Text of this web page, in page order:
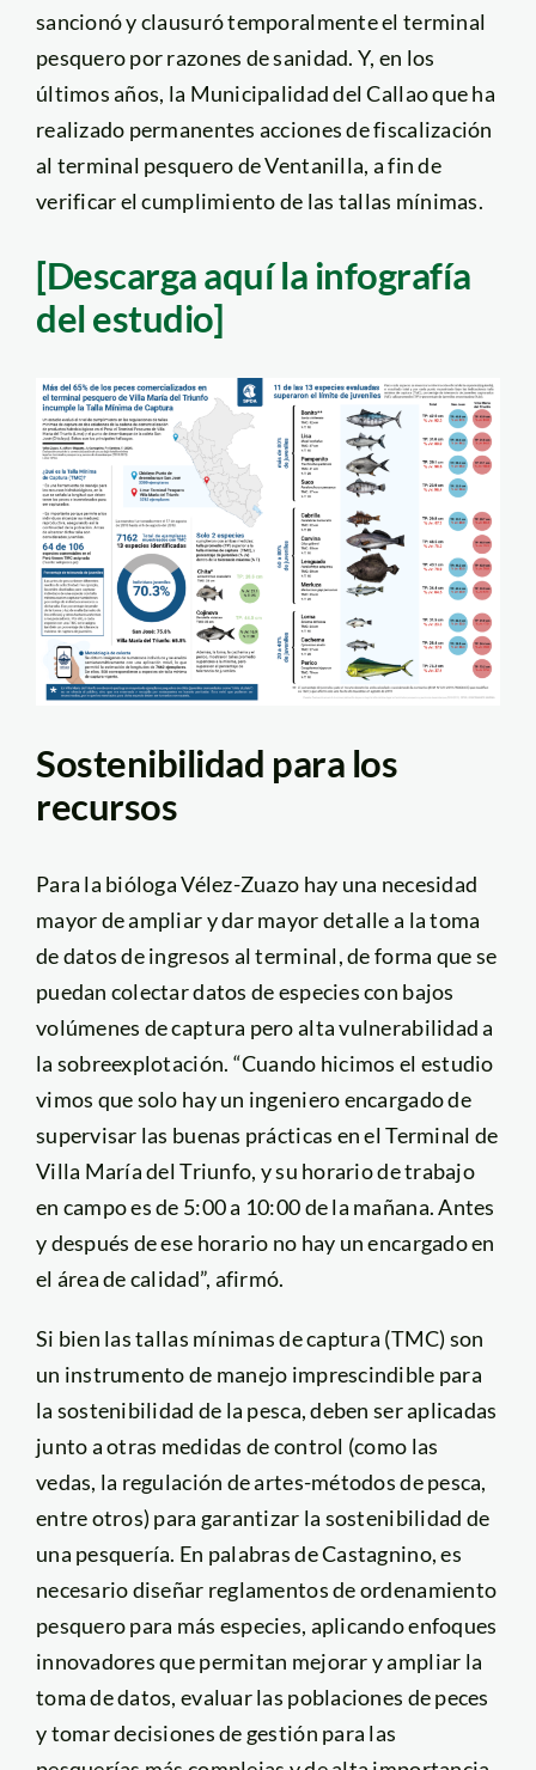
sancionó y clausuró temporalmente el terminal
pesquero por razones de sanidad. Y, en los
últimos años, la Municipalidad del Callao que ha
realizado permanentes acciones de fiscalización
al terminal pesquero de Ventanilla, a fin de
verificar el cumplimiento de las tallas mínimas.
[Descarga aquí la infografía
del estudio]
Sostenibilidad para los
recursos
Para la bióloga Vélez-Zuazo hay una necesidad
mayor de ampliar y dar mayor detalle a la toma
de datos de ingresos al terminal, de forma que se
puedan colectar datos de especies con bajos
volúmenes de captura pero alta vulnerabilidad a
la sobreexplotación. “Cuando hicimos el estudio
vimos que solo hay un ingeniero encargado de
supervisar las buenas prácticas en el Terminal de
Villa María del Triunfo, y su horario de trabajo
en campo es de 5:00 a 10:00 de la mañana. Antes
y después de ese horario no hay un encargado en
el área de calidad”, afirmó.
Si bien las tallas mínimas de captura (TMC) son
un instrumento de manejo imprescindible para
la sostenibilidad de la pesca, deben ser aplicadas
junto a otras medidas de control (como las
vedas, la regulación de artes-métodos de pesca,
entre otros) para garantizar la sostenibilidad de
una pesquería. En palabras de Castagnino, es
necesario diseñar reglamentos de ordenamiento
pesquero para más especies, aplicando enfoques
innovadores que permitan mejorar y ampliar la
toma de datos, evaluar las poblaciones de peces
y tomar decisiones de gestión para las